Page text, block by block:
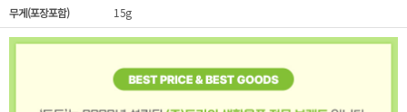
무게(포장포함)
15g